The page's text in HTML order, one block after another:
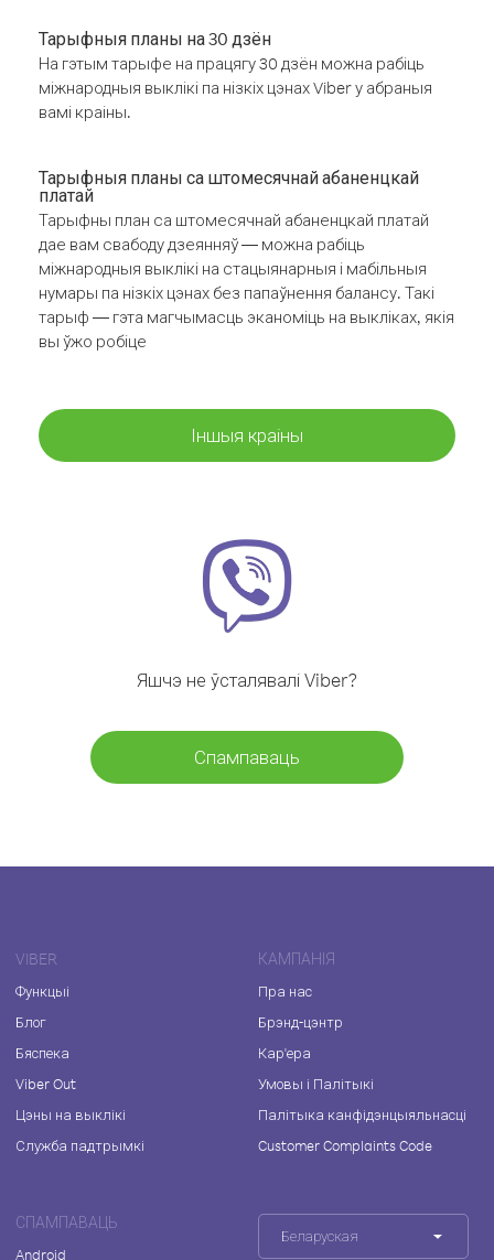
Тарыфныя планы на 30 дзён
На гэтым тарыфе на працягу 30 дзён можна рабіць
міжнародныя выклікі па нізкіх цэнах Viber у абраныя
вамі краіны.
Тарыфныя планы са штомесячнай абаненцкай
платай
Тарыфны план са штомесячнай абаненцкай платай
дае вам свабоду дзеянняў — можна рабіць
міжнародныя выклікі на стацыянарныя і мабільныя
нумары па нізкіх цэнах без папаўнення балансу. Такі
тарыф — гэта магчымасць эканоміць на выкліках, якія
вы ўжо робіце
Іншыя краіны
Яшчэ не ўсталявалі Viber?
Спампаваць
VIBER
Функцыі
Блог
Бяспека
Viber Out
Цэны на выклікі
Служба падтрымкі
КАМПАНІЯ
Пра нас
Брэнд-цэнтр
Кар'ера
Умовы і Палітыкі
Палітыка канфідэнцыяльнасці
Customer Complaints Code
СПАМПАВАЦЬ
Android
Беларуская